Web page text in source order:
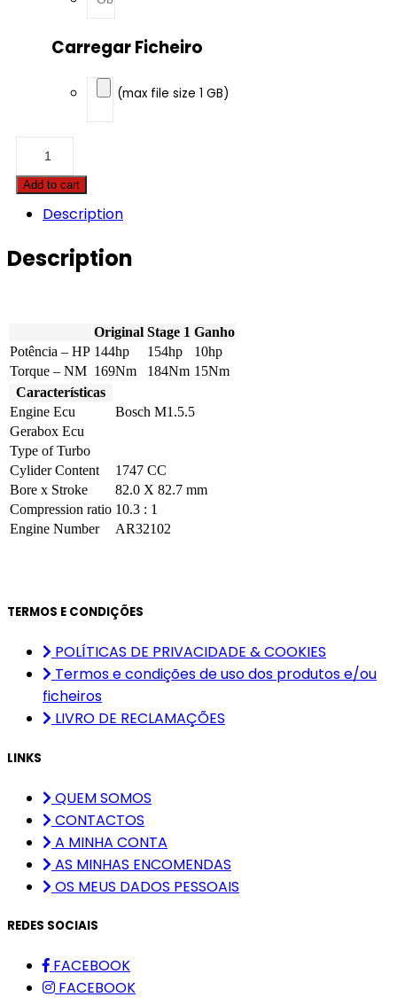
Carregar Ficheiro
(max file size 1 GB)
Romeo
-
156
16v
144hp
Add to cart
Description
Description
Original Stage 1 Ganho
Potência – HP 144hp 154hp
10hp
Torque – NM 169Nm 184Nm 15Nm
Características
Engine Ecu
Bosch M1.5.5
Gerabox Ecu
Type of Turbo
Cylider Content
1747 CC
Bore x Stroke
82.0 X 82.7 mm
Compression ratio 10.3 : 1
Engine Number
AR32102
TERMOS E CONDIÇÕES
POLÍTICAS DE PRIVACIDADE & COOKIES
Termos e condições de uso dos produtos e/ou
ficheiros
LIVRO DE RECLAMAÇÕES
LINKS
QUEM SOMOS
CONTACTOS
A MINHA CONTA
AS MINHAS ENCOMENDAS
OS MEUS DADOS PESSOAIS
REDES SOCIAIS
FACEBOOK
FACEBOOK